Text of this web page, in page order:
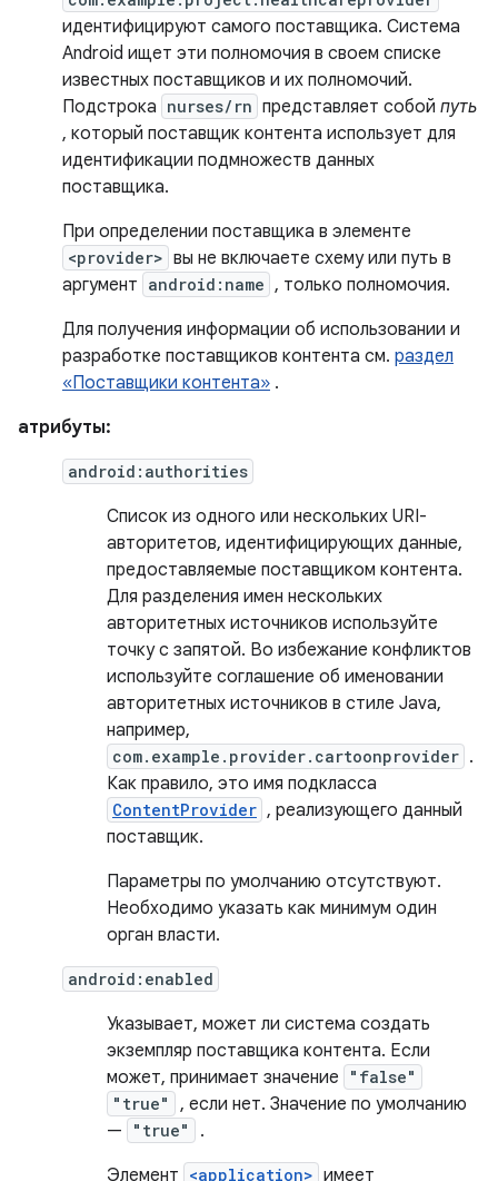
идентифицируют самого поставщика. Система
Android ищет эти полномочия в своем списке
известных поставщиков и их полномочий.
Подстрока nurses/rn представляет собой путь
, который поставщик контента использует для
идентификации подмножеств данных
поставщика.
При определении поставщика в элементе
<provider> вы не включаете схему или путь в
аргумент android:name , только полномочия.
Для получения информации об использовании и
разработке поставщиков контента см. раздел
«Поставщики контента» .
атрибуты:
android:authorities
Список из одного или нескольких URI-
авторитетов, идентифицирующих данные,
предоставляемые поставщиком контента.
Для разделения имен нескольких
авторитетных источников используйте
точку с запятой. Во избежание конфликтов
используйте соглашение об именовании
авторитетных источников в стиле Java,
например,
com.example.provider.cartoonprovider .
Как правило, это имя подкласса
ContentProvider , реализующего данный
поставщик.
Параметры по умолчанию отсутствуют.
Необходимо указать как минимум один
орган власти.
android:enabled
Указывает, может ли система создать
экземпляр поставщика контента. Если
может, принимает значение
"false"
"true"
, если нет. Значение по умолчанию
—
"true"
.
Элемент <application> имеет